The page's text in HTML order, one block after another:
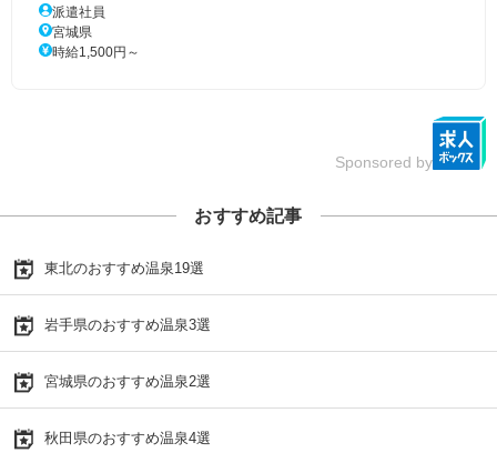
派遣社員
宮城県
時給1,500円～
Sponsored by
おすすめ記事
東北のおすすめ温泉19選
岩手県のおすすめ温泉3選
宮城県のおすすめ温泉2選
秋田県のおすすめ温泉4選